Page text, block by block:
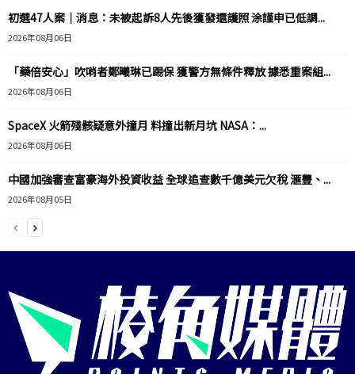
初選47人案｜消息：未被起訴8人先後獲發還護照 涂謹申已低調...
2026年08月06日
「藥倍安心」吹哨者鄭曦琳已踢保 獲警方無條件釋放 據悉重案組...
2026年08月06日
SpaceX 火箭殘骸疑意外撞月 料撞出新月坑 NASA：...
2026年08月06日
中國加強審查富豪海外投資收益 全球追查數千億美元欠稅 滙豐、...
2026年08月05日